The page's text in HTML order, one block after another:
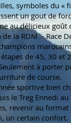
symboles du «
un gout de
au délicieux goût
la RDM - Race
de 45, 30
à porter
de course.
sportive bien
le Treg Ennedi
revenir au
un certain confort.